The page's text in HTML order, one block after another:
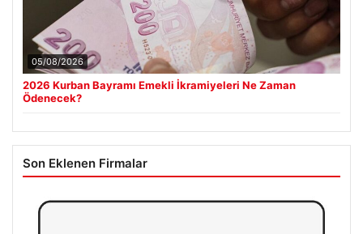
05/08/2026
2026 Kurban Bayramı Emekli İkramiyeleri Ne Zaman
Ödenecek?
Son Eklenen Firmalar